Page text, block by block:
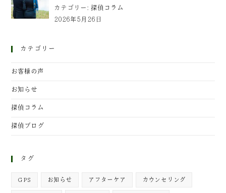
カテゴリー:探偵コラム
2026年5月26日
カテゴリー
お客様の声
お知らせ
探偵コラム
探偵ブログ
タグ
GPS お知らせ アフターケア カウンセリング